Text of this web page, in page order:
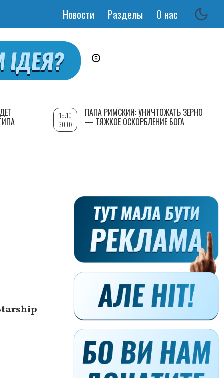
Основная
Новости Разделы О нас
15:10
30.07
ПАПА РИМСКИЙ: УНИЧТОЖАТЬ ЗЕРНО
— ТЯЖКОЕ ОСКОРБЛЕНИЕ БОГА